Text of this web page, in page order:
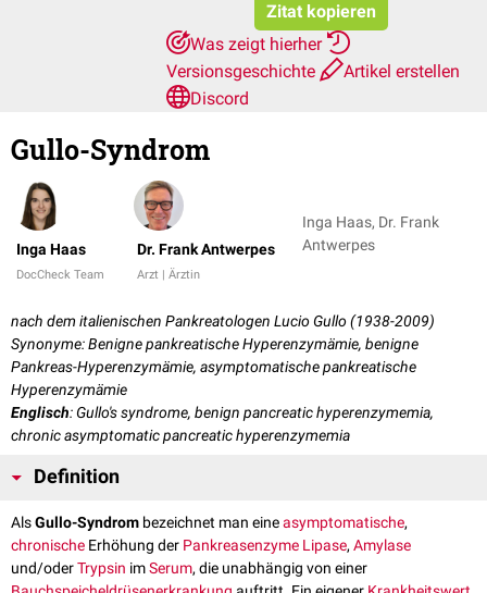
Zitat kopieren
Was zeigt hierher
Versionsgeschichte
Artikel erstellen
Discord
Gullo-Syndrom
Inga Haas
DocCheck Team
Dr. Frank Antwerpes
Arzt | Ärztin
Inga Haas, Dr. Frank
Antwerpes
nach dem italienischen Pankreatologen Lucio Gullo (1938-2009)
Synonyme: Benigne pankreatische Hyperenzymämie, benigne
Pankreas-Hyperenzymämie, asymptomatische pankreatische
Hyperenzymämie
Englisch: Gullo's syndrome, benign pancreatic hyperenzymemia,
chronic asymptomatic pancreatic hyperenzymemia
Definition
AlsGullo-Syndrom bezeichnet man eineasymptomatische,
chronische Erhöhung der Pankreasenzyme Lipase, Amylase
und/oderTrypsin imSerum, die unabhängig von einer